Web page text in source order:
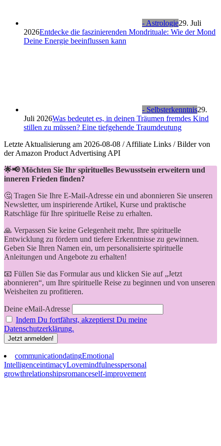
- Astrologie29. Juli
2026Entdecke die faszinierenden Mondrituale: Wie der Mond
Deine Energie beeinflussen kann
- Selbsterkenntnis29.
Juli 2026Was bedeutet es, in deinen Träumen fremdes Kind
stillen zu müssen? Eine tiefgehende Traumdeutung
Letzte Aktualisierung am 2026-08-08 / Affiliate Links / Bilder von
der Amazon Product Advertising API
🌟📢 Möchten Sie Ihr spirituelles Bewusstsein erweitern und
inneren Frieden finden?
🤔 Tragen Sie Ihre E-Mail-Adresse ein und abonnieren Sie unseren
Newsletter, um inspirierende Artikel, Kurse und praktische
Ratschläge für Ihre spirituelle Reise zu erhalten.
🙏 Verpassen Sie keine Gelegenheit mehr, Ihre spirituelle
Entwicklung zu fördern und tiefere Erkenntnisse zu gewinnen.
Geben Sie Ihren Namen ein, um personalisierte spirituelle
Anleitungen und Angebote zu erhalten!
📧 Füllen Sie das Formular aus und klicken Sie auf „Jetzt
abonnieren“, um Ihre spirituelle Reise zu beginnen und von unseren
Weisheiten zu profitieren.
Deine eMail-Adresse
Indem Du fortfährst, akzeptierst Du meine
Datenschutzerklärung.
communicationdatingEmotional
IntelligenceintimacyLovemindfulnesspersonal
growthrelationshipsromanceself-improvement